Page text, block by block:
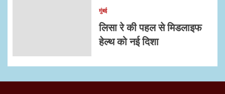
मुंबई
लिसा रे की पहल से मिडलाइफ
हेल्थ को नई दिशा